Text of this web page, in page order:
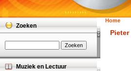
Home
Zoeken
Muziek en Lectuur